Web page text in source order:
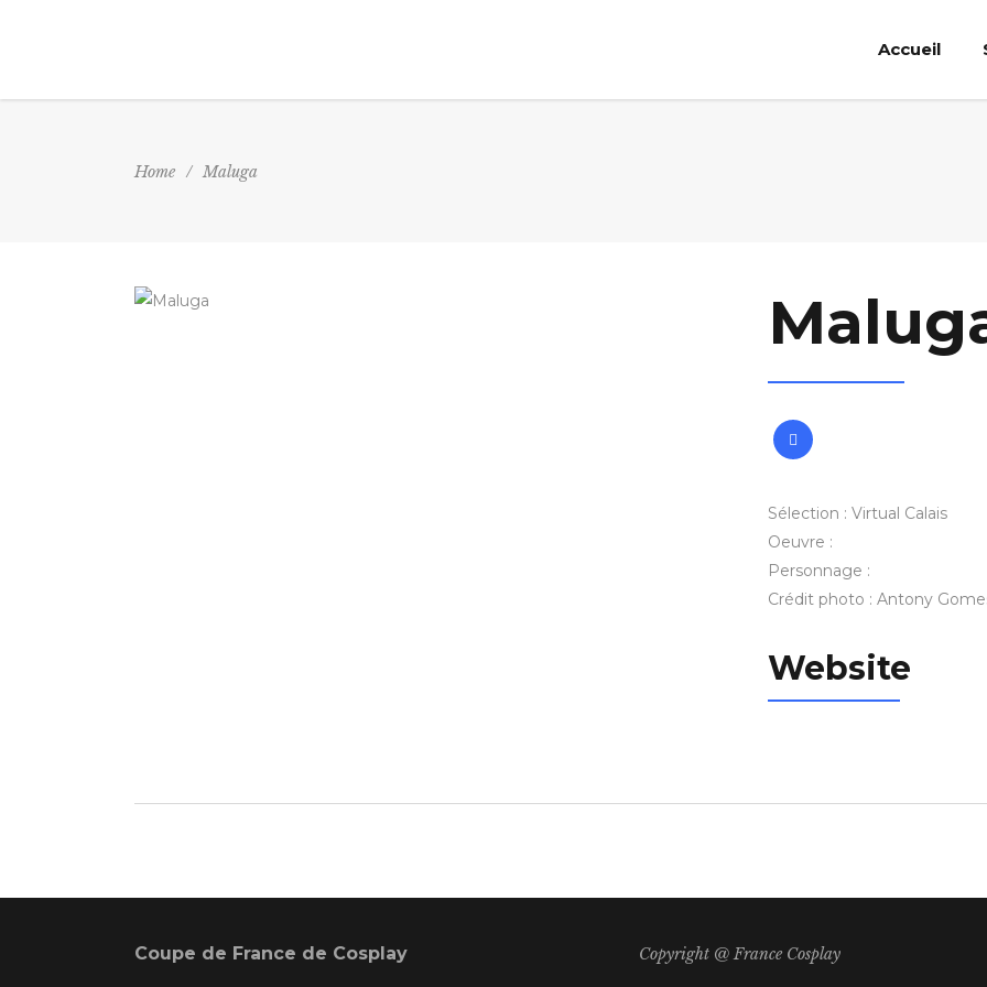
Accueil
Home / Maluga
Sélection : Virtual Calais
Oeuvre :
Personnage :
Crédit photo : Antony
Website
Coupe de France de Cosplay Copyright @ France Cosplay